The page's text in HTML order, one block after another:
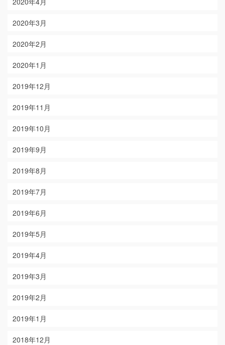
2020年3月
2020年2月
2020年1月
2019年12月
2019年11月
2019年10月
2019年9月
2019年8月
2019年7月
2019年6月
2019年5月
2019年4月
2019年3月
2019年2月
2019年1月
2018年12月